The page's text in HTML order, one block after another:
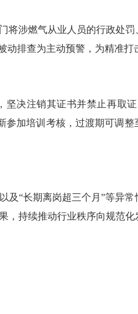
涉燃气从业人员的行政处罚
排查为主动预警，为精准打
决注销其证书并禁止再取证
加培训考核，过渡期可调整
“长期离岗超三个月”等异常
持续推动行业秩序向规范化